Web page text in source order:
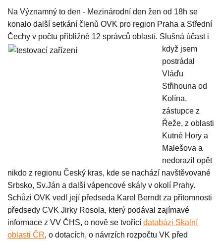
Na Významný to den - Mezinárodní den žen od 18h se
konalo další setkání členů OVK pro region Praha a Střední
Čechy v počtu přibližně 12 správců oblastí. Slušná účast i
když jsem
postrádal
Vláďu
Střihouna od
Kolína,
zástupce z
Řeže, z oblasti
Kutné Hory a
Malešova a
nedorazil opět
nikdo z regionu Český kras, kde se nachází navštěvované
Srbsko, Sv.Ján a další vápencové skály v okolí Prahy.
Schůzi OVK vedl její předseda Karel Berndt za přítomnosti
předsedy CVK Jirky Rosola, který podával zajímavé
informace z VV ČHS, o nově se tvořící databázi Skalní
oblasti ČR, o dotacích, o návrzích rozpočtu VK před